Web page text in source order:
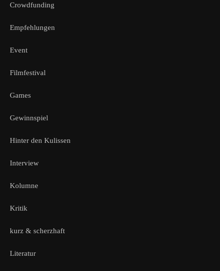
Crowdfunding
Empfehlungen
Event
Filmfestival
Games
Gewinnspiel
Hinter den Kulissen
Interview
Kolumne
Kritik
kurz & scherzhaft
Literatur